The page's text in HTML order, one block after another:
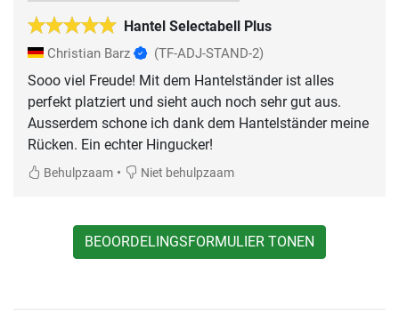
Hantel Selectabell Plus
Christian Barz (TF-ADJ-STAND-2)
Sooo viel Freude! Mit dem Hantelständer ist alles
perfekt platziert und sieht auch noch sehr gut aus.
Ausserdem schone ich dank dem Hantelständer meine
Rücken. Ein echter Hingucker!
Behulpzaam • Niet behulpzaam
BEOORDELINGSFORMULIER TONEN